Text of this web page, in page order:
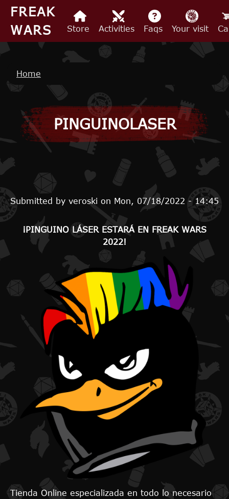
Skip to main content
FREAK
WARS
Store Activities Faqs Your visit
Breadcrumb
Home
PINGUINOLASER
Submitted by veroski on Mon, 07/18/2022 - 14:45
¡PINGUINO LÁSER ESTARÁ EN FREAK WARS
2022!
Tienda Online especializada en todo lo necesario